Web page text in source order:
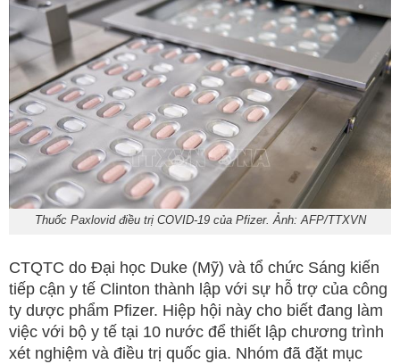
Thuốc Paxlovid điều trị COVID-19 của Pfizer. Ảnh: AFP/TTXVN
CTQTC do Đại học Duke (Mỹ) và tổ chức Sáng kiến
tiếp cận y tế Clinton thành lập với sự hỗ trợ của công
ty dược phẩm Pfizer. Hiệp hội này cho biết đang làm
việc với bộ y tế tại 10 nước để thiết lập chương trình
xét nghiệm và điều trị quốc gia. Nhóm đã đặt mục